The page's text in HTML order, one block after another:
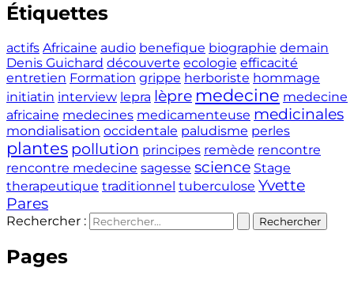
Étiquettes
actifs Africaine audio benefique biographie demain
Denis Guichard découverte ecologie efficacité
entretien Formation grippe herboriste hommage
initiatin interview lepra lèpre medecine medecine
africaine medecines medicamenteuse medicinales
mondialisation occidentale paludisme perles
plantes pollution principes remède rencontre
rencontre medecine sagesse science Stage
therapeutique traditionnel tuberculose Yvette
Pares
Rechercher :
Pages